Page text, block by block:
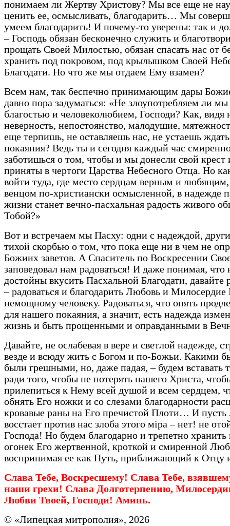
понимаем ли Жертву Христову? Мы все еще не
ценить ее, осмысливать, благодарить… Мы
умеем благодарить! И почему-то уверены: так и
– Господь обязан бесконечно служить и
прощать Своей Милостью, обязан спасать нас от
хранить под покровом, под крылышком Своей
Благодати. Но что же мы отдаем Ему взамен?
Всем нам, так беспечно принимающим дары
давно пора задуматься: «Не злоупотребляем ли
благостью и человеколюбием, Господи? Как, видя
неверность, непостоянство, малодушие,
еще терпишь, не оставляешь нас, не устаешь
покаяния? Ведь ты и сегодня каждый час
заботишься о том, чтобы и мы донесли свой крест
приняты в чертоги Царства Небесного Отца. Но
войти туда, где место сердцам верным и любящим,
венцом по-христиански осмысленной, в надежде
жизни станет вечно-пасхальная радость живого
Тобой?»
Вот и встречаем мы Пасху: одни с надеждой,
тихой скорбью о том, что пока еще ни в чем не
Божиих заветов. А Спаситель по Воскресении
заповедовал нам радоваться! И даже понимая, что
достойны вкусить Пасхальной Благодати, давайте
– радоваться и благодарить Любовь и
немощному человеку. Радоваться, что опять
для нашего покаяния, а значит, есть надежда
жизнь и быть прощенными и оправданными в
Давайте, не ослабевая в вере и светлой надежде,
везде и всюду жить с Богом и по-Божьи. Какими
были грешными, но, даже падая, – будем вставать
ради того, чтобы не потерять нашего Христа,
прилепиться к Нему всей душой и всем сердцем,
обнять Его ножки и со слезами благодарности
кровавые раны на Его пречистой Плоти… И пусть
восстает против нас злоба этого мiра – нет! не
Господа! Но будем благодарно и трепетно хранить
огонек Его жертвенной, кроткой и смиренной
воспринимая ее как Путь, приближающий к Отцу
Слава Тебе, Воскресшему! Слава Тебе,
наши грехи! Слава Долготерпению,
Любви Твоей, Господи! Аминь.
© «Липецкая митрополия», 2026